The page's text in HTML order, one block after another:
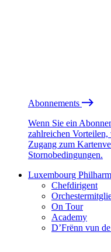
Abonnements
Wenn Sie ein
zahlreichen
Zugang zum
Stornobedingungen.
Luxembourg
Chefdirigent
On Tour
Academy
D’Frënn vun